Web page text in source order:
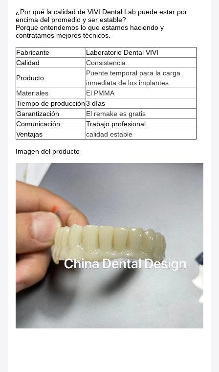
¿Por qué la calidad de VIVI Dental Lab puede estar por
encima del promedio y ser estable?
Porque entendemos lo que estamos haciendo y
contratamos mejores técnicos.
Fabricante
Laboratorio Dental VIVI
Calidad
Consistencia
Producto
Puente temporal para la carga
inmediata de los implantes
Materiales
El PMMA
Tiempo de producción3 días
Garantización
El remake es gratis
Comunicación
Trabajo profesional
Ventajas
calidad estable
Imagen del producto